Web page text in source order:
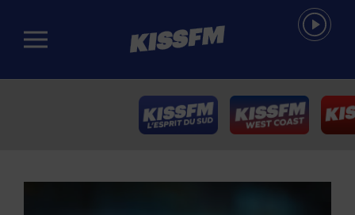
Passer au contenu principal